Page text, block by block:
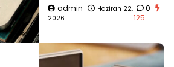
admin
Haziran 22,
2026
0
125